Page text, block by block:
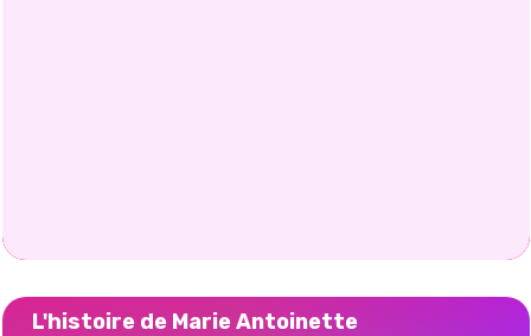
L'histoire de Marie Antoinette